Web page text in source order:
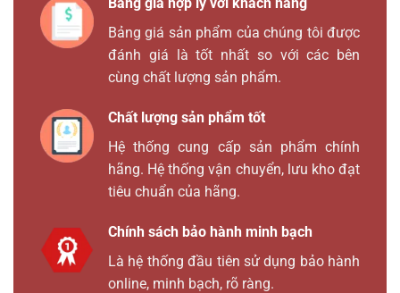
Bảng giá sản phẩm của chúng tôi được
đánh giá là tốt nhất so với các bên
cùng chất lượng sản phẩm.
Chất lượng sản phẩm tốt
Hệ thống cung cấp sản phẩm chính
hãng. Hệ thống vận chuyển, lưu kho đạt
tiêu chuẩn của hãng.
Chính sách bảo hành minh bạch
Là hệ thống đầu tiên sử dụng bảo hành
online, minh bạch, rõ ràng.